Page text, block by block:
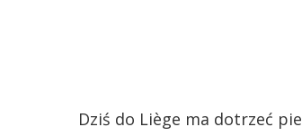
Dziś do Liège ma dotrzeć